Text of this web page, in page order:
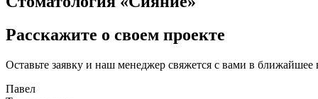
Расскажите о своем проекте
Оставьте заявку и наш менеджер свяжется с вами в ближайшее
Павел